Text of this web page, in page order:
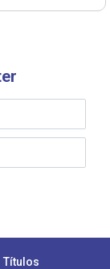
Títulos